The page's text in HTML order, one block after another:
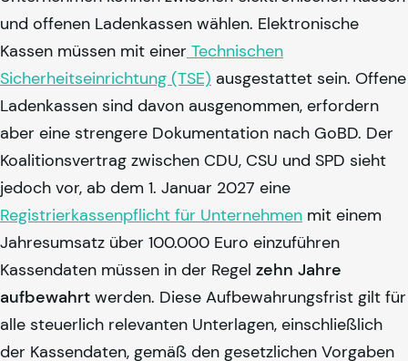
und offenen Ladenkassen wählen. Elektronische
Kassen müssen mit einer Technischen
Sicherheitseinrichtung (TSE) ausgestattet sein. Offene
Ladenkassen sind davon ausgenommen, erfordern
aber eine strengere Dokumentation nach GoBD. Der
Koalitionsvertrag zwischen CDU, CSU und SPD sieht
jedoch vor, ab dem 1. Januar 2027 eine
Registrierkassenpflicht für Unternehmen mit einem
Jahresumsatz über 100.000 Euro einzuführen
Kassendaten müssen in der Regel zehn Jahre
aufbewahrt werden. Diese Aufbewahrungsfrist gilt für
alle steuerlich relevanten Unterlagen, einschließlich
der Kassendaten, gemäß den gesetzlichen Vorgaben